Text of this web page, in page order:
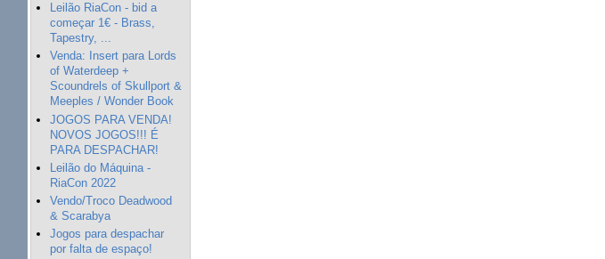
Leilão RiaCon - bid a
começar 1€ - Brass,
Tapestry, ...
Venda: Insert para Lords
of Waterdeep +
Scoundrels of Skullport &
Meeples / Wonder Book
JOGOS PARA VENDA!
NOVOS JOGOS!!! É
PARA DESPACHAR!
Leilão do Máquina -
RiaCon 2022
Vendo/Troco Deadwood
& Scarabya
Jogos para despachar
por falta de espaço!